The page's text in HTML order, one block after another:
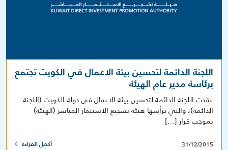
اللجنة الدائمة لتحسين بيئة الاعمال في الكويت تجتمع
برئاسة مدير عام الهيئة
عقدت اللجنة الدائمة لتحسين بيئة الاعمال في دولة الكويت (اللجنة
الدائمة)، والتي ترأسها هيئة تشجيع الاستثمار المباشر (الهيئة)
بموجب قرار […]
31/12/2015 أكمل القراءة